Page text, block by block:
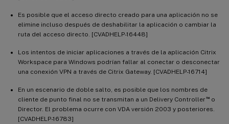
Es posible que el acceso directo creado para una aplicación no se
elimine incluso después de deshabilitar la aplicación o cambiar la
ruta del acceso directo. [CVADHELP-16448]
Los intentos de iniciar aplicaciones a través de la aplicación Citrix
Workspace para Windows podrían fallar al conectar o desconectar
una conexión VPN a través de Citrix Gateway. [CVADHELP-16714]
En un escenario de doble salto, es posible que los nombres de
cliente de punto final no se transmitan a un Delivery Controller™o
Director. El problema ocurre con VDA versión 2003 y posteriores.
[CVADHELP-16783]